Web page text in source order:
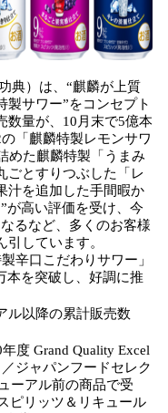
典）は、“麒麟が上質
製サワー”をコンセプト
数量が、10月末で5億本
「麒麟特製レモンサワ
めた麒麟特製「うまみ
ごとすりつぶした「レ
汁を追加した手間暇か
が高い評価を受け、今
るなど、多くのお客様
しています。
辛口こだわりサワー」
本を突破し、好調に推
ル以降の累計販売数
度 Grand Quality Excel
ジャパンフードセレク
ーアル前の商品で受
ピリッツ＆リキュール